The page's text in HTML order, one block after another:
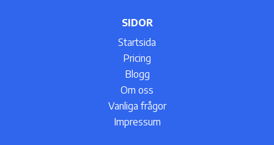
SIDOR
Startsida
Pricing
Blogg
Om oss
Vanliga frågor
Impressum